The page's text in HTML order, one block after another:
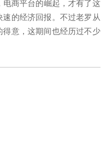
电商平台的崛起，才有了这
的经济回报。不过老罗从
意，这期间也经历过不少